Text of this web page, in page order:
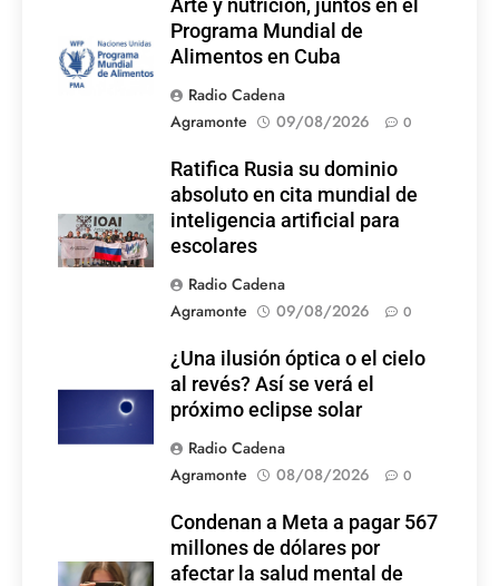
Arte y nutrición, juntos en el
Programa Mundial de
Alimentos en Cuba
Radio Cadena
Agramonte
09/08/2026 0
Ratifica Rusia su dominio
absoluto en cita mundial de
inteligencia artificial para
escolares
Radio Cadena
Agramonte
09/08/2026 0
¿Una ilusión óptica o el cielo
al revés? Así se verá el
próximo eclipse solar
Radio Cadena
Agramonte
08/08/2026 0
Condenan a Meta a pagar 567
millones de dólares por
afectar la salud mental de